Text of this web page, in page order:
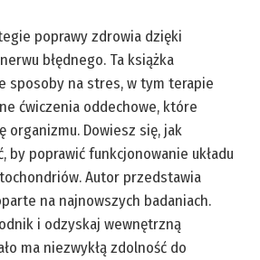
poprawy zdrowia dzięki
błędnego. Ta książka
sposoby na stres, w tym terapie
ćwiczenia oddechowe, które
organizmu. Dowiesz się, jak
by poprawić funkcjonowanie układu
Autor przedstawia
na najnowszych badaniach.
i odzyskaj wewnętrzną
ma niezwykłą zdolność do